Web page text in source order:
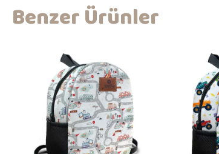
Benzer Ürünler